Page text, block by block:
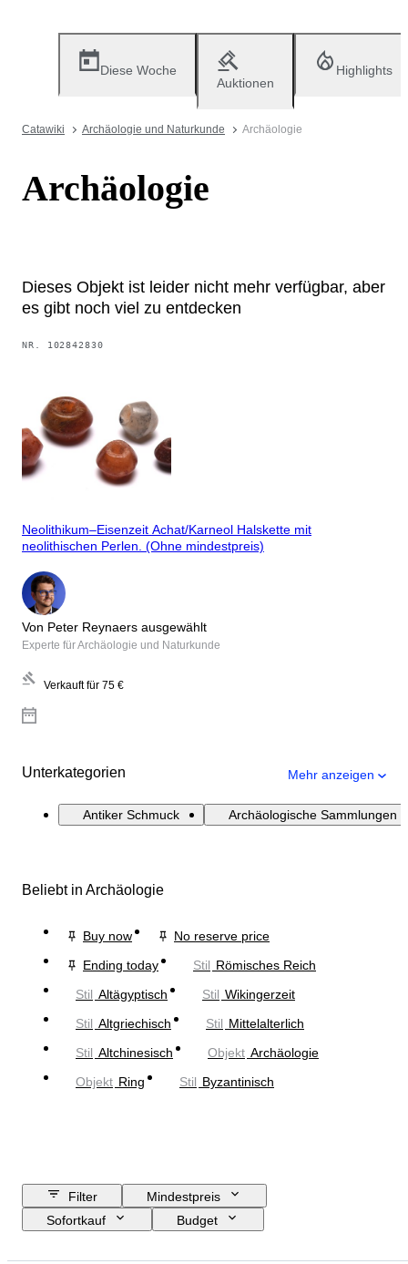
Diese Woche
Auktionen
Highlights
Catawiki Archäologie und Naturkunde Archäologie
Archäologie
Dieses Objekt ist leider nicht mehr verfügbar, aber
es gibt noch viel zu entdecken
NR. 102842830
Neolithikum–Eisenzeit Achat/Karneol Halskette mit
neolithischen Perlen. (Ohne mindestpreis)
Von Peter Reynaers ausgewählt
Experte für Archäologie und Naturkunde
Verkauft für 75 €
Unterkategorien Mehr anzeigen
Antiker Schmuck Archäologische Sammlungen
Beliebt in Archäologie
Buy now
No reserve price
Ending today
Stil Römisches Reich
Stil Altägyptisch Stil Wikingerzeit
Stil Altgriechisch Stil Mittelalterlich
Stil Altchinesisch Objekt Archäologie
Objekt Ring Stil Byzantinisch
Filter
Mindestpreis
Sofortkauf
Budget